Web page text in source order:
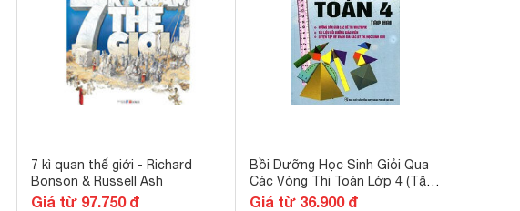
7 kì quan thế giới - Richard
Bonson & Russell Ash
Giá từ 97.750 đ
Bồi Dưỡng Học Sinh Giỏi Qua
Các Vòng Thi Toán Lớp 4 (Tập
2)
Giá từ 36.900 đ